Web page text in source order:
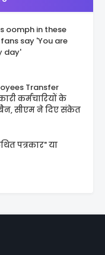
oomph in these
say 'You are
day'
Transfer
कर्मचारियों के
सीएम ने दिए संकेत
पत्रकार" या